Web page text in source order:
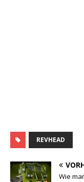
REVHEAD
Wie